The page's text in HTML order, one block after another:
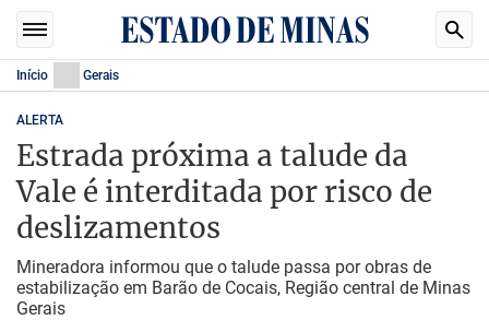
Início Gerais
ALERTA
Estrada próxima a talude da
Vale é interditada por risco de
deslizamentos
Mineradora informou que o talude passa por obras de
estabilização em Barão de Cocais, Região central de Minas
Gerais